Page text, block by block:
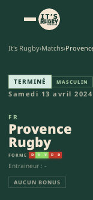
It's Rugby›Matchs›
Provence
TERMINÉ MASCULIN
Samedi 13 avril
FR
Provence
Rugby
FORME D V V D D
Entraineur : -
AUCUN BONUS